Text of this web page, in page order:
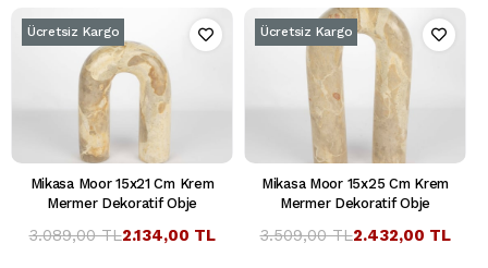
Mikasa Moor 15x21 Cm Krem
Mermer Dekoratif Obje
2.134,00 TL
3.089,00 TL
Ücretsiz Kargo
Mikasa Moor 15x25 Cm Krem
Mermer Dekoratif Obje
2.432,00 TL
3.509,00 TL
Ücretsiz Kargo